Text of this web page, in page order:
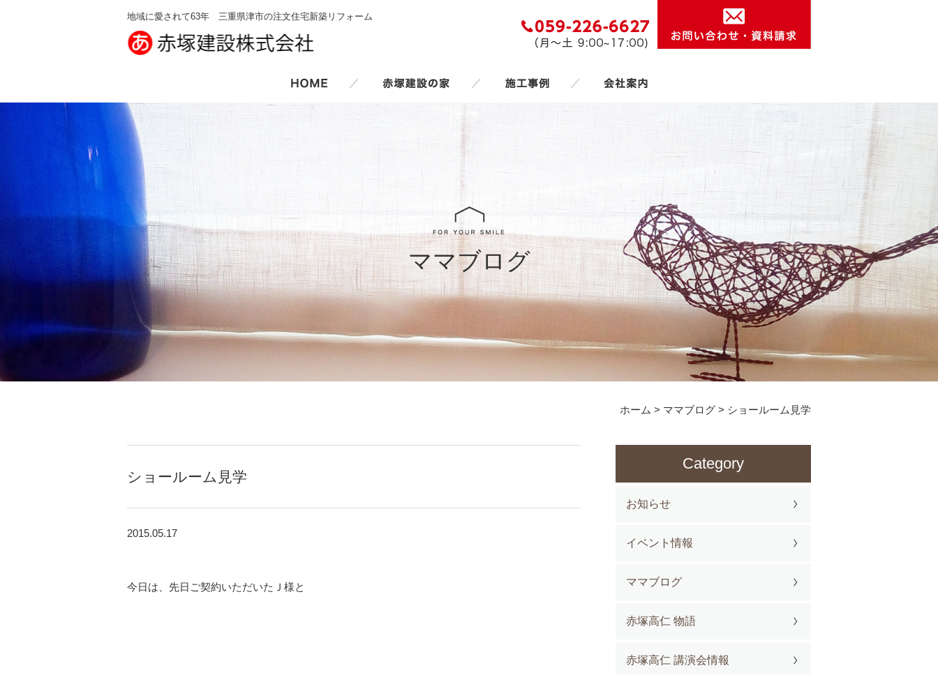
地域に愛されて63年 三重県津市の注文住宅新築リフォーム
／ ／ ／
ママブログ
ホーム > ママブログ > ショールーム見学
ショールーム見学
2015.05.17
今日は、先日ご契約いただいたＪ様と
Category
お知らせ
イベント情報
ママブログ
赤塚高仁 物語
赤塚高仁 講演会情報